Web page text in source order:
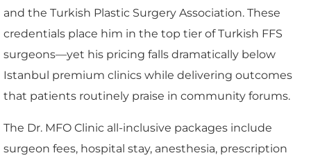
and the Turkish Plastic Surgery Association. These
credentials place him in the top tier of Turkish FFS
surgeons—yet his pricing falls dramatically below
Istanbul premium clinics while delivering outcomes
that patients routinely praise in community forums.
The Dr. MFO Clinic all-inclusive packages include
surgeon fees, hospital stay, anesthesia, prescription